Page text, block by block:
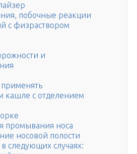
побочные реакции
с физраствором
и
кашле с отделением
промывания носа
носовой полости
следующих случаях: